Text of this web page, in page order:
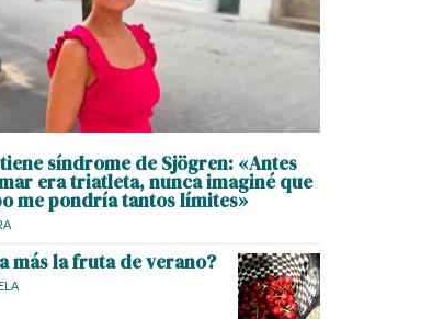
tiene síndrome de Sjögren: «Antes
era triatleta, nunca imaginé que
me pondría tantos límites»
más la fruta de verano?